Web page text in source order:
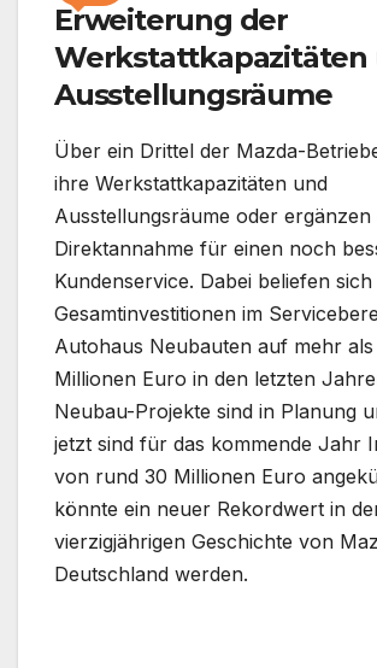
Erweiterung der
Werkstattkapazitäten
Ausstellungsräume
Über ein Drittel der Mazda-
ihre Werkstattkapazitäten und
Ausstellungsräume oder ergänzen
Direktannahme für einen noch
Kundenservice. Dabei beliefen sich
Gesamtinvestitionen im
Autohaus Neubauten auf mehr
Millionen Euro in den letzten
Neubau-Projekte sind in Planung
jetzt sind für das kommende Jahr
von rund 30 Millionen Euro
könnte ein neuer Rekordwert in
vierzigjährigen Geschichte von
Deutschland werden.